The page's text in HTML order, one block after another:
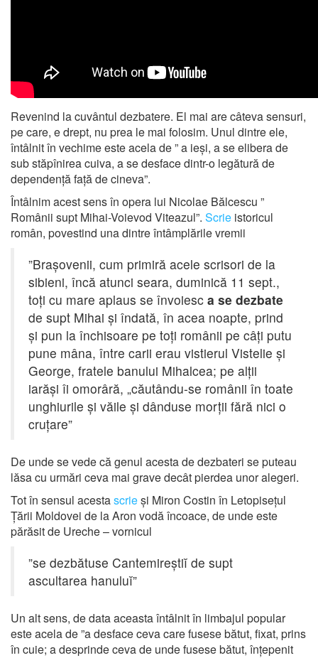
Revenind la cuvântul dezbatere. El mai are câteva sensuri,
pe care, e drept, nu prea le mai folosim. Unul dintre ele,
întâlnit în vechime este acela de ” a ieși, a se elibera de
sub stăpînirea cuiva, a se desface dintr-o legătură de
dependență față de cineva”.
Întâlnim acest sens în opera lui Nicolae Bălcescu ”
Românii supt Mihai-Voievod Viteazul”. Scrie istoricul
român, povestind una dintre întâmplările vremii
”Brașovenii, cum primiră acele scrisori de la
sibieni, încă atunci seara, duminică 11 sept.,
toți cu mare aplaus se învoiesc a se dezbate
de supt Mihai și îndată, în acea noapte, prind
și pun la închisoare pe toți românii pe câți putu
pune mâna, între carii erau vistierul Vistelie și
George, fratele banului Mihalcea; pe alții
iarăși îi omorâră, „căutându-se românii în toate
unghiurile și văile și dânduse morții fără nici o
cruțare”
De unde se vede că genul acesta de dezbateri se puteau
lăsa cu urmări ceva mai grave decât pierdea unor alegeri.
Tot în sensul acestascrieși Miron Costin în Letopisețul
Țării Moldovei de la Aron vodă încoace, de unde este
părăsit de Ureche – vornicul
”se dezbătuse Cantemireștiĭ de supt
ascultarea hanuluĭ”
Un alt sens, de data aceasta întâlnit în limbajul popular
este acela de ”a desface ceva care fusese bătut, fixat, prins
în cuie; a desprinde ceva de unde fusese bătut, înțepenit